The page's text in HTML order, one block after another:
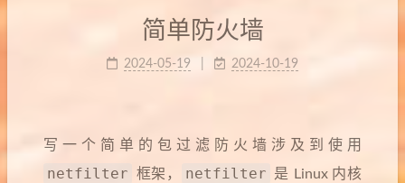
简单防火墙
2024-05-19 2024-10-19
写一个简单的包过滤防火墙涉及到使用
netfilter 框架， netfilter
是 Linux 内核